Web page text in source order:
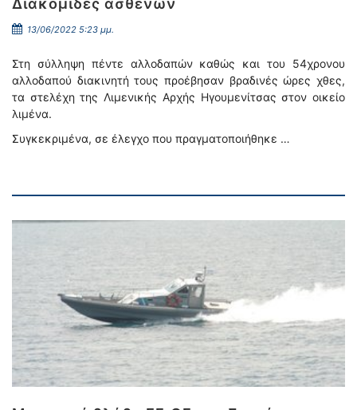
Διακομιδές ασθενών
13/06/2022 5:23 μμ.
Στη σύλληψη πέντε αλλοδαπών καθώς και του 54χρονου
αλλοδαπού διακινητή τους προέβησαν βραδινές ώρες χθες,
τα στελέχη της Λιμενικής Αρχής Ηγουμενίτσας στον οικείο
λιμένα.
Συγκεκριμένα, σε έλεγχο που πραγματοποιήθηκε …